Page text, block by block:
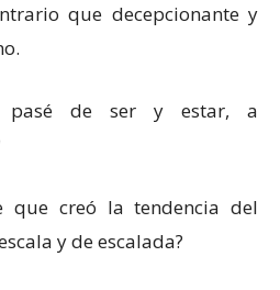
que decepcionante y
pasé de ser y estar, a
que creó la tendencia del
y de escalada?